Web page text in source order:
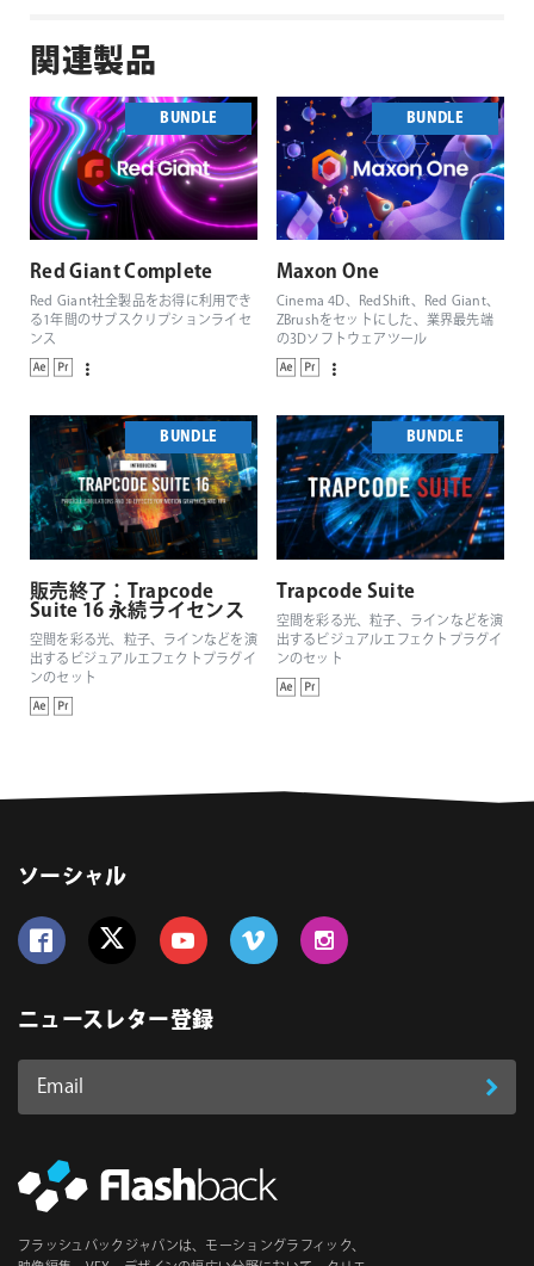
関連製品
BUNDLE
Red Giant Complete
Red Giant社全製品をお得に利用でき
る1年間のサブスクリプションライセ
ンス
BUNDLE
Maxon One
Cinema 4D、RedShift、Red Giant、
ZBrushをセットにした、業界最先端
の3Dソフトウェアツール
BUNDLE
販売終了：Trapcode
Suite 16 永続ライセンス
空間を彩る光、粒子、ラインなどを演
出するビジュアルエフェクトプラグイ
ンのセット
BUNDLE
Trapcode Suite
空間を彩る光、粒子、ラインなどを演
出するビジュアルエフェクトプラグイ
ンのセット
ソーシャル
ニュースレター登録
Email
ス
必
登
フラッシュバックジャパンは、モーショングラフィック、